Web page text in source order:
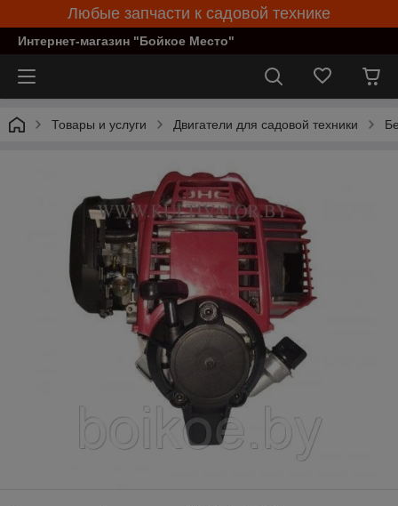
Любые запчасти к садовой технике
Интернет-магазин "Бойкое Место"
Товары и услуги Двигатели для садовой техники